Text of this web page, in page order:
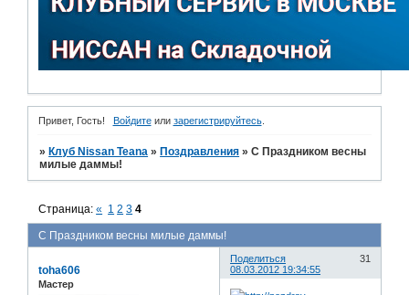
Привет, Гость! Войдитеили зарегистрируйтесь.
» Клуб Nissan Teana » Поздравления »С Праздником весны
милые даммы!
С Праздником весны милые даммы!
Страница:« 1 2 3 4
Поделиться
31
08.03.2012 19:34:55
toha606
Мастер